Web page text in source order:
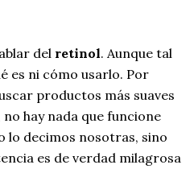
del retinol. Aunque tal
es ni cómo usarlo. Por
productos más suaves
hay nada que funcione
lo decimos nosotras, sino
es de verdad milagrosa